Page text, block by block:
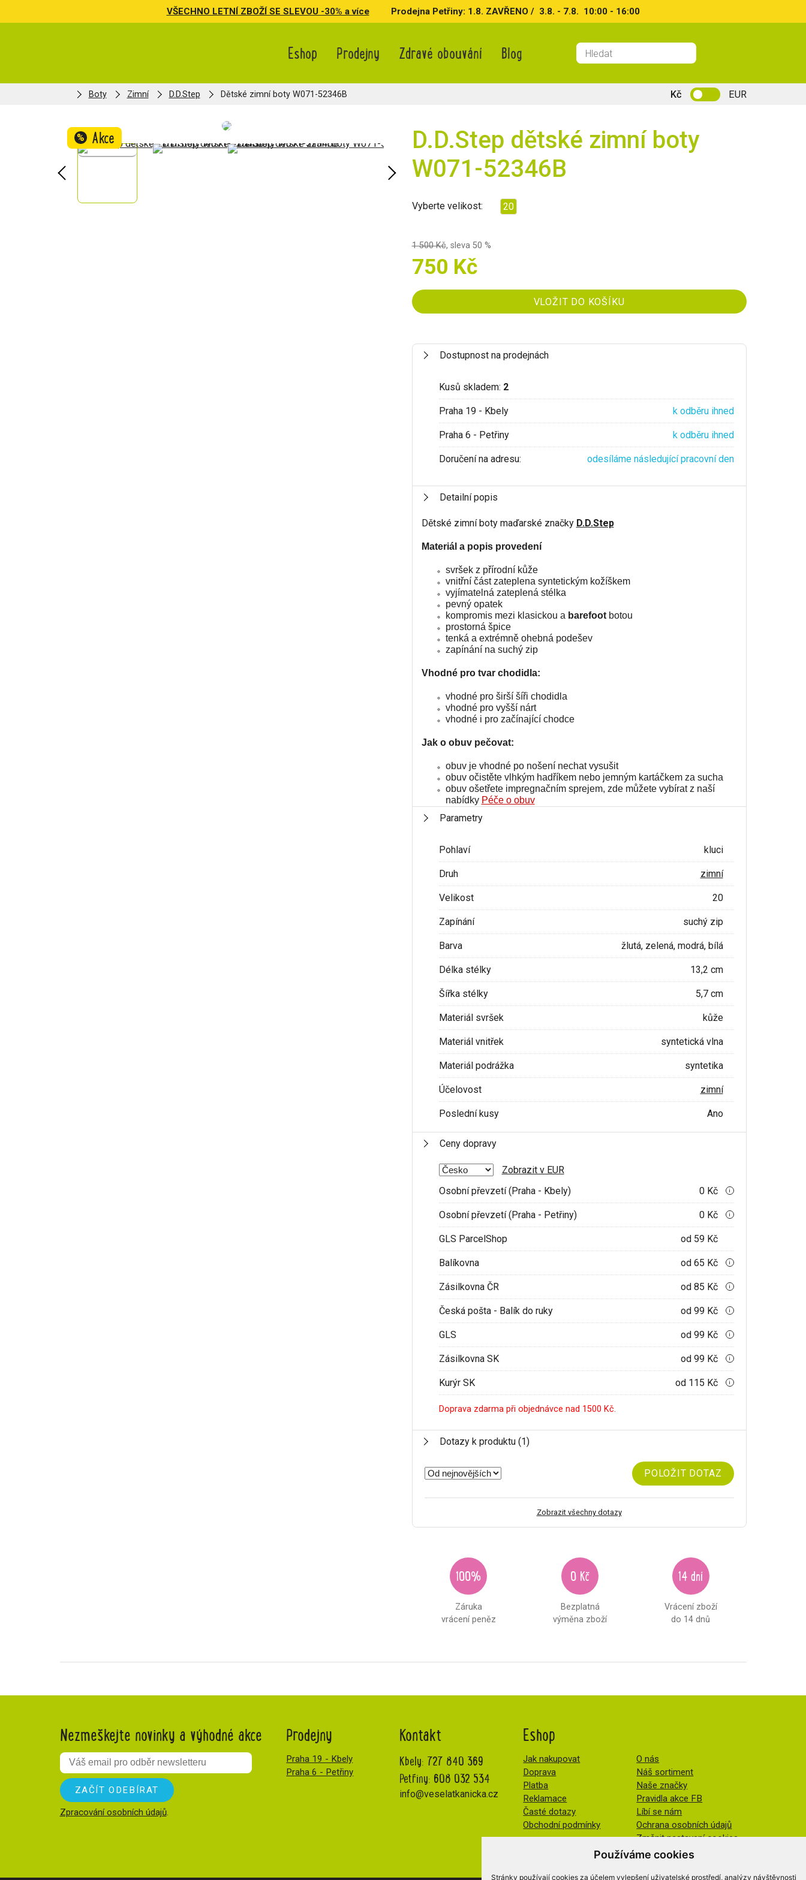
Používáme cookies
Stránky používají cookies za účelem vylepšení uživatelské prostředí, analýzy návštěvnosti
VŠECHNO LETNÍ ZBOŽÍ SE SLEVOU -30% a více Prodejna Petřiny: 1.8. ZAVŘENO / 3.8. - 7.8. 10:00 - 16:00
Eshop Prodejny Zdravé obouvání Blog
Boty Zimní D.D.Step Dětské zimní boty W071-52346B Kč EUR
% Akce
D.D.Step dětské zimní boty
W071-52346B
Vyberte velikost: 20
1 500 Kč, sleva 50 %
750 Kč
Dostupnost na prodejnách
Kusů skladem: 2
Praha 19 - Kbely k odběru ihned
Praha 6 - Petřiny k odběru ihned
Doručení na adresu: odesíláme následující pracovní den
Detailní popis
Dětské zimní boty maďarské značky D.D.Step
Materiál a popis provedení
svršek z přírodní kůže
vnitřní část zateplena syntetickým kožíškem
vyjímatelná zateplená stélka
pevný opatek
kompromis mezi klasickou a barefoot botou
prostorná špice
tenká a extrémně ohebná podešev
zapínání na suchý zip
Vhodné pro tvar chodidla:
vhodné pro širší šíři chodidla
vhodné pro vyšší nárt
vhodné i pro začínající chodce
Jak o obuv pečovat:
obuv je vhodné po nošení nechat vysušit
obuv očistěte vlhkým hadříkem nebo jemným kartáčkem za sucha
obuv ošetřete impregnačním sprejem, zde můžete vybírat z naší
nabídky Péče o obuv
Parametry
Pohlaví kluci
Druh zimní
Velikost 20
Zapínání suchý zip
Barva žlutá, zelená, modrá, bílá
Délka stélky 13,2 cm
Šířka stélky 5,7 cm
Materiál svršek kůže
Materiál vnitřek syntetická vlna
Materiál podrážka syntetika
Účelovost zimní
Poslední kusy Ano
Ceny dopravy
Zobrazit v EUR
Osobní převzetí (Praha - Kbely)
0 Kč i
Osobní převzetí (Praha - Petřiny) 0 Kč i
GLS ParcelShop od 59 Kč
Balíkovna od 65 Kč i
Zásilkovna ČR od 85 Kč i
Česká pošta - Balík do ruky od 99 Kč i
GLS od 99 Kč i
Zásilkovna SK od 99 Kč i
Kurýr SK od 115 Kč i
Doprava zdarma při objednávce nad 1500 Kč.
Dotazy k produktu (1)
POLOŽIT DOTAZ
Zobrazit všechny dotazy
100%
Záruka
vrácení peněz
0 Kč
Bezplatná
výměna zboží
14 dní
Vrácení zboží
do 14 dnů
Nezmeškejte novinky a výhodné akce
Zpracování osobních údajů.
Prodejny
Praha 19 - Kbely
Praha 6 - Petřiny
Kontakt
Kbely: 727 840 369
Petřiny: 608 032 534
info@veselatkanicka.cz
Eshop
Jak nakupovat
Doprava
Platba
Reklamace
Časté dotazy
Obchodní podmínky
O nás
Náš sortiment
Naše značky
Pravidla akce FB
Líbí se nám
Ochrana osobních údajů
Změnit nastavení cookies